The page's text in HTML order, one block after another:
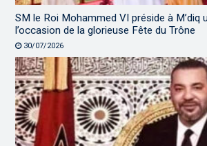
SM le Roi Mohammed VI préside à M’diq
l’occasion de la glorieuse Fête du Trône
30/07/2026